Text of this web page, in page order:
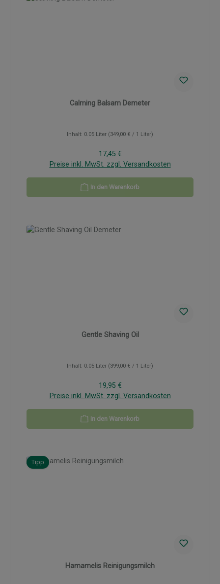
Calming Balsam Demeter
Inhalt: 0.05 Liter (349,00 € / 1 Liter)
Regulärer Preis:
17,45 €
Preise inkl. MwSt. zzgl. Versandkosten
In den Warenkorb
Gentle Shaving Oil
Inhalt: 0.05 Liter (399,00 € / 1 Liter)
Regulärer Preis:
19,95 €
Preise inkl. MwSt. zzgl. Versandkosten
In den Warenkorb
Tipp
Hamamelis Reinigungsmilch